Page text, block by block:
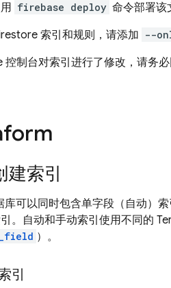
firebase deploy 命令部署该
索引和规则，请添加 --
控制台对索引进行了修改，请务
建索引
库可以同时包含单字段（自动）
。自动和手动索引使用不同的
）。
引